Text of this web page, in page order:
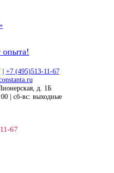
опыта!
| +7 (495)513-11-67
д. 1Б
| сб-вс: выходные
67